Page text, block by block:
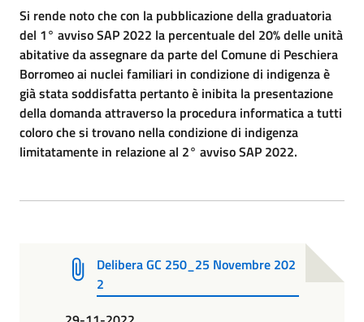
Si rende noto che con la pubblicazione della graduatoria
del 1° avviso SAP 2022 la percentuale del 20% delle unità
abitative da assegnare da parte del Comune di Peschiera
Borromeo ai nuclei familiari in condizione di indigenza è
già stata soddisfatta pertanto è inibita la presentazione
della domanda attraverso la procedura informatica a tutti
coloro che si trovano nella condizione di indigenza
limitatamente in relazione al 2° avviso SAP 2022.
Delibera GC 250_25 Novembre 202
2